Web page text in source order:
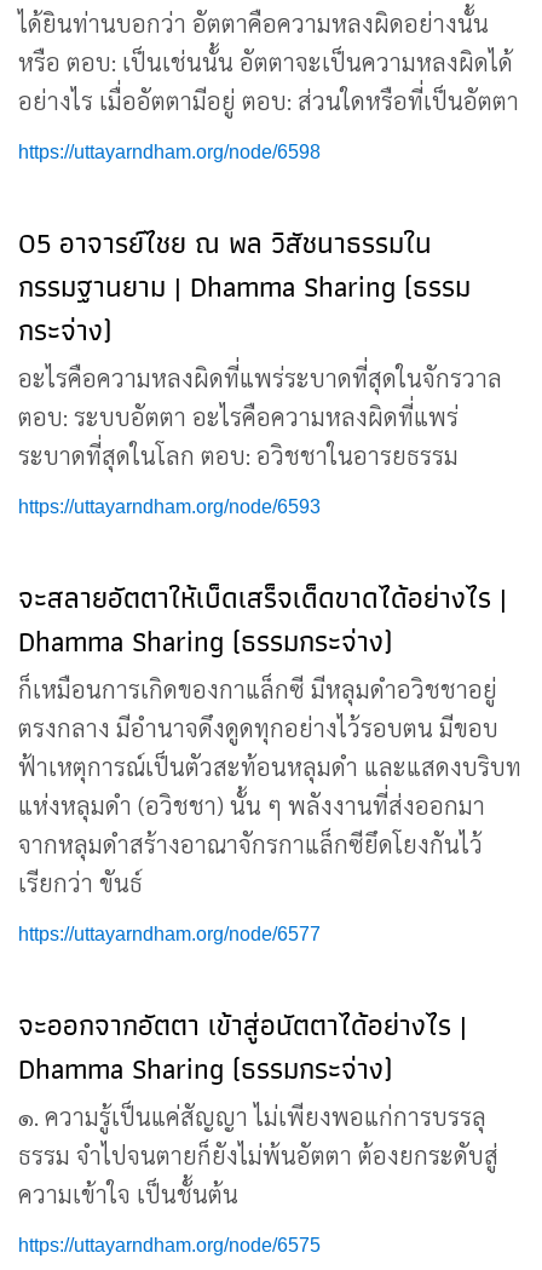
ได้ยินท่านบอกว่า อัตตาคือความหลงผิดอย่างนั้น
หรือ ตอบ: เป็นเช่นนั้น อัตตาจะเป็นความหลงผิดได้
อย่างไร เมื่ออัตตามีอยู่ ตอบ: ส่วนใดหรือที่เป็นอัตตา
https://uttayarndham.org/node/6598
05 อาจารย์ไชย ณ พล วิสัชนาธรรมใน
กรรมฐานยาม | Dhamma Sharing (ธรรม
กระจ่าง)
อะไรคือความหลงผิดที่แพร่ระบาดที่สุดในจักรวาล
ตอบ: ระบบอัตตา อะไรคือความหลงผิดที่แพร่
ระบาดที่สุดในโลก ตอบ: อวิชชาในอารยธรรม
https://uttayarndham.org/node/6593
จะสลายอัตตาให้เบ็ดเสร็จเด็ดขาดได้อย่างไร |
Dhamma Sharing (ธรรมกระจ่าง)
ก็เหมือนการเกิดของกาแล็กซี มีหลุมดำอวิชชาอยู่
ตรงกลาง มีอำนาจดึงดูดทุกอย่างไว้รอบตน มีขอบ
ฟ้าเหตุการณ์เป็นตัวสะท้อนหลุมดำ และแสดงบริบท
แห่งหลุมดำ (อวิชชา) นั้น ๆ พลังงานที่ส่งออกมา
จากหลุมดำสร้างอาณาจักรกาแล็กซียึดโยงกันไว้
เรียกว่า ขันธ์
https://uttayarndham.org/node/6577
จะออกจากอัตตา เข้าสู่อนัตตาได้อย่างไร |
Dhamma Sharing (ธรรมกระจ่าง)
๑. ความรู้เป็นแค่สัญญา ไม่เพียงพอแก่การบรรลุ
ธรรม จำไปจนตายก็ยังไม่พ้นอัตตา ต้องยกระดับสู่
ความเข้าใจ เป็นชั้นต้น
https://uttayarndham.org/node/6575